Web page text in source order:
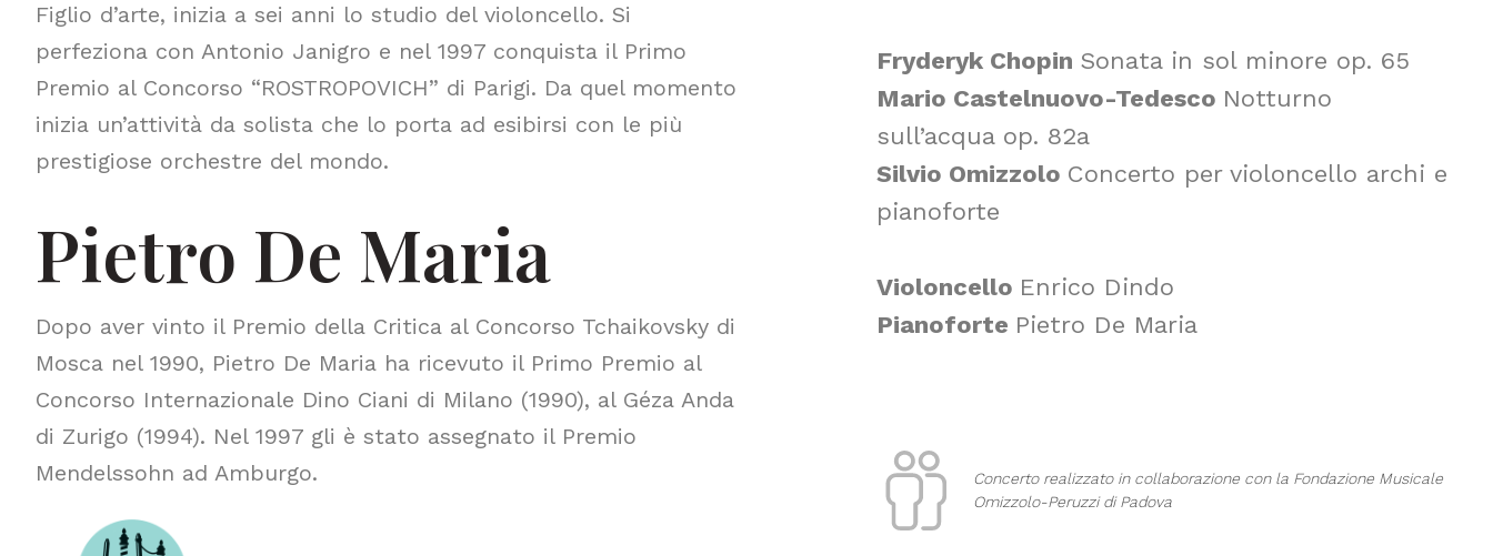
Figlio d’arte, inizia a sei anni lo studio del violoncello. Si
perfeziona con Antonio Janigro e nel 1997 conquista il Primo
Premio al Concorso “ROSTROPOVICH” di Parigi. Da quel momento
inizia un’attività da solista che lo porta ad esibirsi con le più
prestigiose orchestre del mondo.
Pietro De Maria
Dopo aver vinto il Premio della Critica al Concorso Tchaikovsky di
Mosca nel 1990, Pietro De Maria ha ricevuto il Primo Premio al
Concorso Internazionale Dino Ciani di Milano (1990), al Géza Anda
di Zurigo (1994). Nel 1997 gli è stato assegnato il Premio
Mendelssohn ad Amburgo.
Fryderyk Chopin Sonata in sol minore op. 65
Mario Castelnuovo-Tedesco Notturno
sull’acqua op. 82a
Silvio Omizzolo Concerto per violoncello archi e
pianoforte
Violoncello Enrico Dindo
Pianoforte Pietro De Maria
Concerto realizzato in collaborazione con la Fondazione Musicale
Omizzolo-Peruzzi di Padova